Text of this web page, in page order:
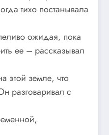
тихо постанывала
ожидая, пока
ее – рассказывал
этой земле, что
разговаривал с